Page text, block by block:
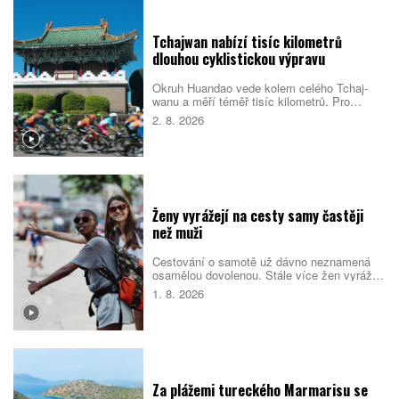
Tchajwan nabízí tisíc kilometrů
dlouhou cyklistickou výpravu
Okruh Huandao vede kolem celého Tchaj-
wanu a měří téměř tisíc kilometrů. Pro
místní představuje oblíbený přechodový
rituál, turistům zase ukazuje odlehlé pobřeží,
2. 8. 2026
Ženy vyrážejí na cesty samy častěji
než muži
Cestování o samotě už dávno neznamená
osamělou dovolenou. Stále více žen vyráží
do světa bez partnera či rodiny, zároveň ale
vyhledává malé skupiny stejně naladěných
1. 8. 2026
Za plážemi tureckého Marmarisu se